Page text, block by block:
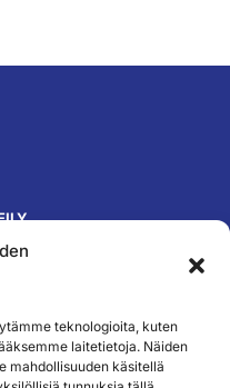
teknologioita, kuten
laitetietoja. Näiden
mahdollisuuden käsitellä